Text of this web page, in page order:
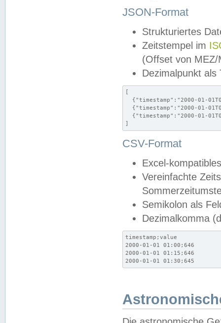
JSON-Format
Strukturiertes
Zeitstempel im
(Offset von MEZ/
Dezimalpunkt als
[
{"timestamp":"2000-01-
{"timestamp":"2000-01-
{"timestamp":"2000-01-
]
CSV-Format
Excel-
Vereinfachte
Semikolon als
Dezimalkomma
timestamp;value
2000-01-01 01:00;646
2000-01-01 01:15;646
2000-01-01 01:30;645